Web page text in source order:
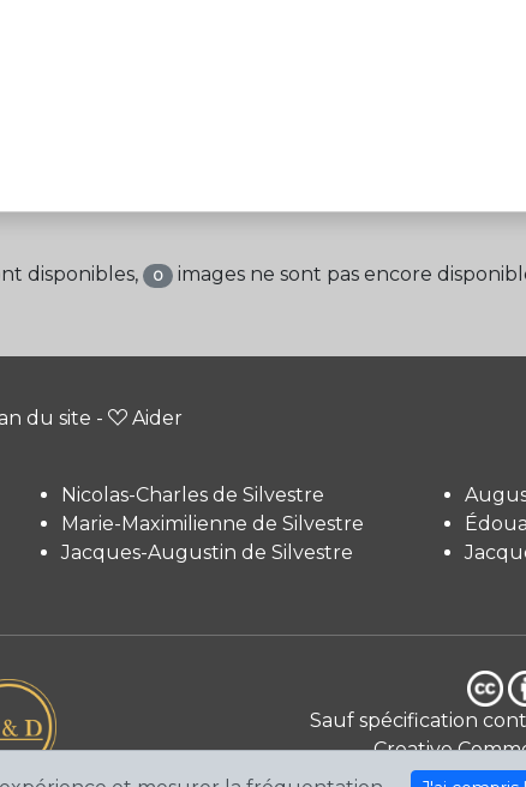
disponibles, 0 images ne sont pas encore
du site - Aider
Nicolas-Charles de Silvestre
Marie-Maximilienne de Silvestre
Jacques-Augustin de Silvestre
Sauf spécification
Creative
CC